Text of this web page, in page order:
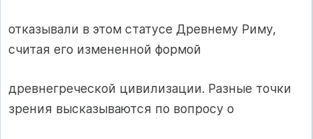
отказывали в этом статусе Древнему Риму,
считая его измененной формой
древнегреческой цивилизации. Разные точки
зрения высказываются по вопросу о